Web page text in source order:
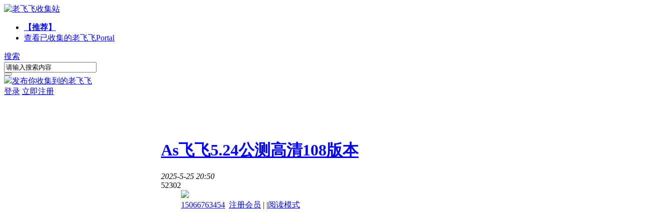
【推荐】
查看已收集的老飞飞Portal
搜索
发布你收集到的老飞飞
登录 立即注册
As飞飞5.24公测高清108版本
2025-5-25 20:50
52302
15066763454 注册会员 | |阅读模式